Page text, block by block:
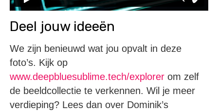
Deel jouw ideeën
We zijn benieuwd wat jou opvalt in deze
foto’s. Kijk op
www.deepbluesublime.tech/explorer om zelf
de beeldcollectie te verkennen. Wil je meer
verdieping? Lees dan over Dominik’s